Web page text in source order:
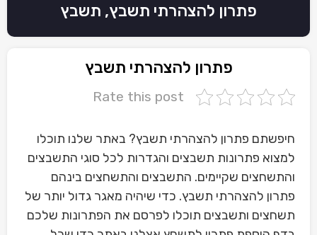
פתרון להצהרתי תשבץ, תשבץ
פתרון להצהרתי תשבץ
Rate this post
חיפשתם פתרון להצהרתי תשבץ? באתר שלנו תוכלו
למצוא פתרונות תשבצים והגדרות לכל סוגי התשבצים
והתשחצים שקיימים. התשבצים והתשחצים בינהם
פתרון להצהרתי תשבץ. כדי שיהיה מאגר גדול יותר של
תשחצים ותשבצים תוכלו לפרסם את הפתרונות שלכם